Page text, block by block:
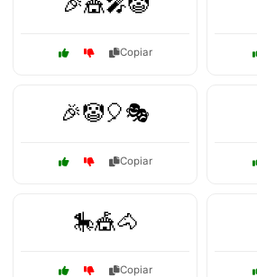
Copiar
🎉🤡🎈🎭
Copiar
🎠🎪🐴
Copiar